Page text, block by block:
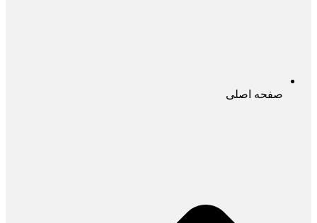
صفحه اصلی